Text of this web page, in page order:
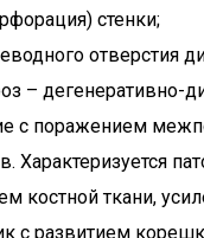
стенки;
отверстия
– дегенеративно-
с поражением
Характеризуется
костной ткани,
с развитием